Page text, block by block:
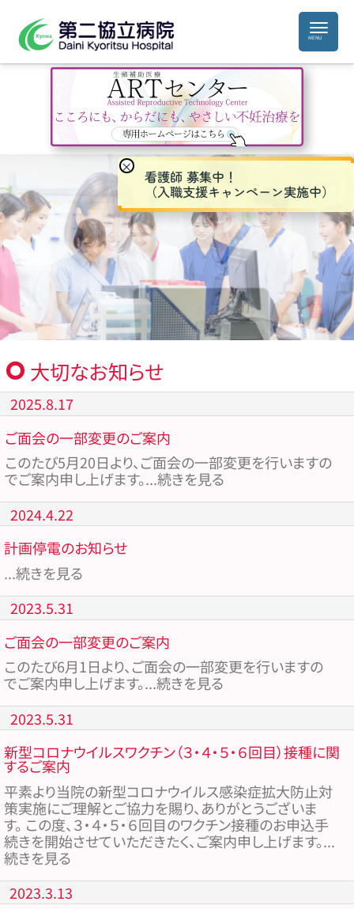
大切なお知らせ
2025.8.17
ご面会の一部変更のご案内
このたび5月20日より、ご面会の一部変更を行いますの
でご案内申し上げます。...続きを見る
2024.4.22
計画停電のお知らせ
...続きを見る
2023.5.31
ご面会の一部変更のご案内
このたび6月1日より、ご面会の一部変更を行いますの
でご案内申し上げます。...続きを見る
2023.5.31
新型コロナウイルスワクチン（３・４・５・６回目）接種に関
するご案内
平素より当院の新型コロナウイルス感染症拡大防止対
策実施にご理解とご協力を賜り、ありがとうございま
す。 この度、３・４・５・６回目のワクチン接種のお申込手
続きを開始させていただきたく、ご案内申し上げます。...
続きを見る
2023.3.13
×
看護師 募集中！
（入職支援キャンペーン実施中）